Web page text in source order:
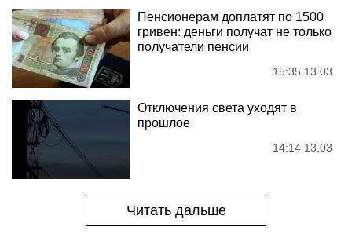
Пенсионерам доплатят по 1500
гривен: деньги получат не только
получатели пенсии
15:35 13.03
Отключения света уходят в
прошлое
14:14 13.03
Читать дальше